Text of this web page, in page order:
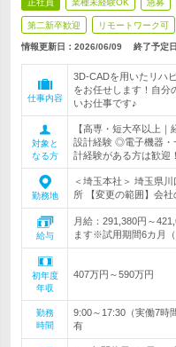
正社員 業種未経験OK 急募
第二新卒歓迎 リモートワーク可
情報更新日：2026/06/09 終了予定
仕事内容
3D-CADを用いたリハ
をお任せします！自分
いお仕事です♪
対象と
なる方
【高専・短大卒以上
設計経験 ◎電子機器・
計経験がある方は歓迎！
勤務地
＜埼玉本社＞ 埼玉県
所 【変更の範囲】会社
給与
月給：291,380円～
ます※試用期間6カ月（
初年度
年収
407万円～590万円
勤務
時間
9:00～17:30（実働7時
有